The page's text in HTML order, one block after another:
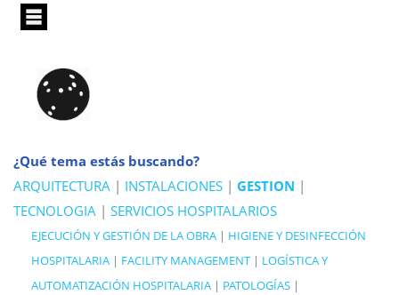
Pasar
principal
¿Qué tema estás buscando?
ARQUITECTURA | INSTALACIONES | GESTION |
TECNOLOGIA | SERVICIOS HOSPITALARIOS
EJECUCIÓN Y GESTIÓN DE LA OBRA | HIGIENE Y DESINFECCIÓN
HOSPITALARIA | FACILITY MANAGEMENT | LOGÍSTICA Y
AUTOMATIZACIÓN HOSPITALARIA | PATOLOGÍAS |